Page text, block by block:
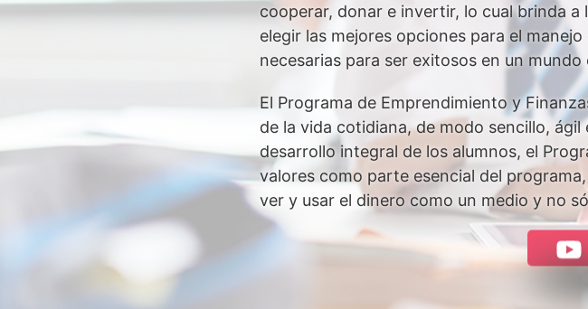
cooperar, donar e invertir, lo cual brinda
elegir las mejores opciones para el
necesarias para ser exitosos en un
El Programa de Emprendimiento y
de la vida cotidiana, de modo sencillo,
desarrollo integral de los alumnos, el
valores como parte esencial del
ver y usar el dinero como un medio y no